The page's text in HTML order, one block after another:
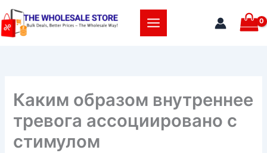
Skip
to
content
Каким образом внутреннее
тревога ассоциировано с
стимулом